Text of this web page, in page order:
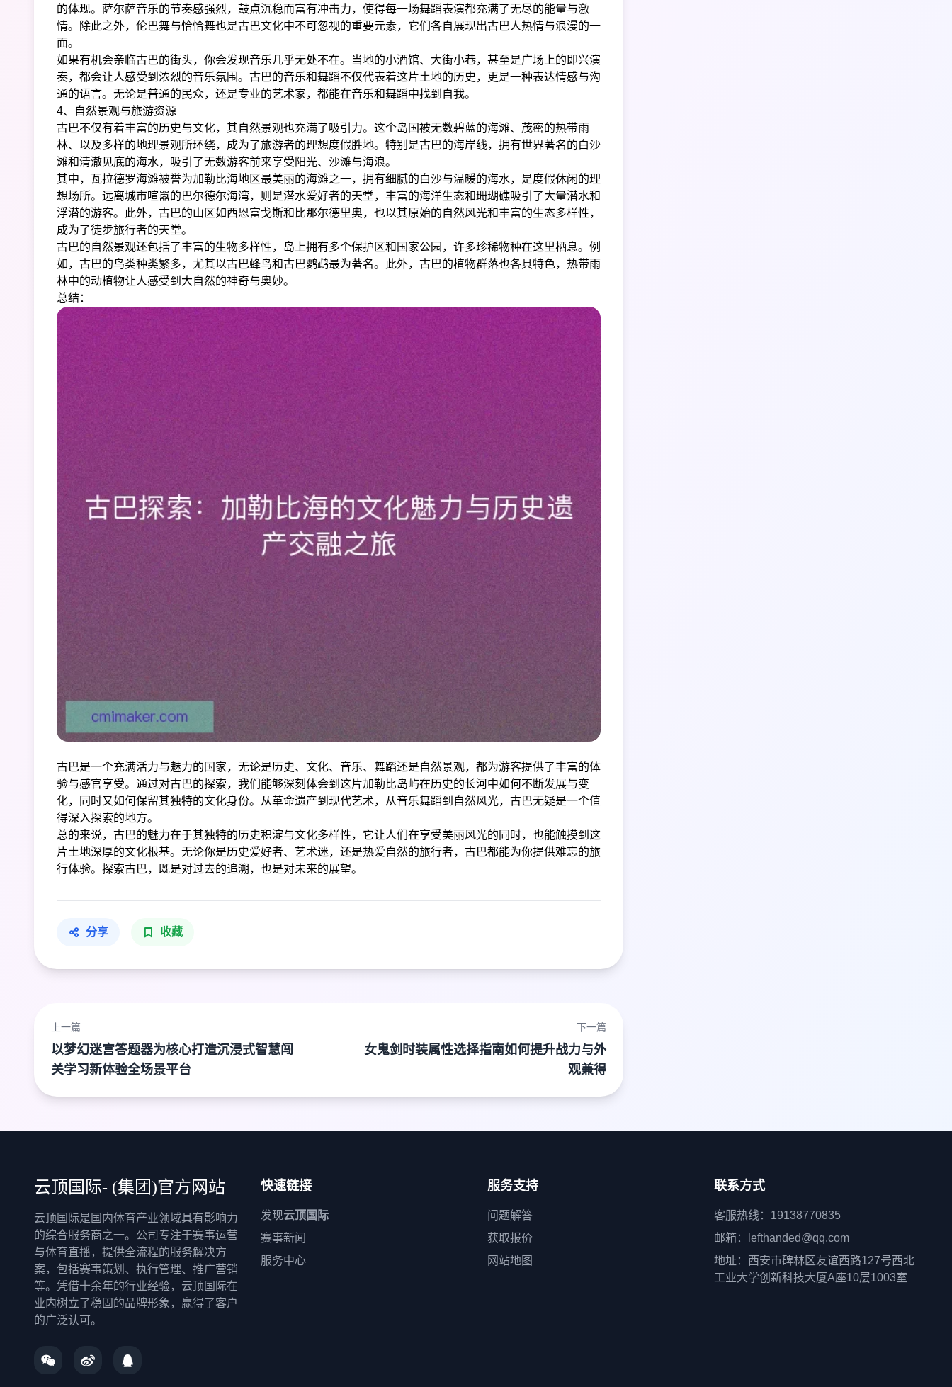
的体现。萨尔萨音乐的节奏感强烈，鼓点沉稳而富有冲击力，使得每一场舞蹈表演都充满了无尽的能量与激
情。除此之外，伦巴舞与恰恰舞也是古巴文化中不可忽视的重要元素，它们各自展现出古巴人热情与浪漫的一
面。
如果有机会亲临古巴的街头，你会发现音乐几乎无处不在。当地的小酒馆、大街小巷，甚至是广场上的即兴演
奏，都会让人感受到浓烈的音乐氛围。古巴的音乐和舞蹈不仅代表着这片土地的历史，更是一种表达情感与沟
通的语言。无论是普通的民众，还是专业的艺术家，都能在音乐和舞蹈中找到自我。
4、自然景观与旅游资源
古巴不仅有着丰富的历史与文化，其自然景观也充满了吸引力。这个岛国被无数碧蓝的海滩、茂密的热带雨
林、以及多样的地理景观所环绕，成为了旅游者的理想度假胜地。特别是古巴的海岸线，拥有世界著名的白沙
滩和清澈见底的海水，吸引了无数游客前来享受阳光、沙滩与海浪。
其中，瓦拉德罗海滩被誉为加勒比海地区最美丽的海滩之一，拥有细腻的白沙与温暖的海水，是度假休闲的理
想场所。远离城市喧嚣的巴尔德尔海湾，则是潜水爱好者的天堂，丰富的海洋生态和珊瑚礁吸引了大量潜水和
浮潜的游客。此外，古巴的山区如西恩富戈斯和比那尔德里奥，也以其原始的自然风光和丰富的生态多样性，
成为了徒步旅行者的天堂。
古巴的自然景观还包括了丰富的生物多样性，岛上拥有多个保护区和国家公园，许多珍稀物种在这里栖息。例
如，古巴的鸟类种类繁多，尤其以古巴蜂鸟和古巴鹦鹉最为著名。此外，古巴的植物群落也各具特色，热带雨
林中的动植物让人感受到大自然的神奇与奥妙。
总结：
古巴是一个充满活力与魅力的国家，无论是历史、文化、音乐、舞蹈还是自然景观，都为游客提供了丰富的体
验与感官享受。通过对古巴的探索，我们能够深刻体会到这片加勒比岛屿在历史的长河中如何不断发展与变
化，同时又如何保留其独特的文化身份。从革命遗产到现代艺术，从音乐舞蹈到自然风光，古巴无疑是一个值
得深入探索的地方。
总的来说，古巴的魅力在于其独特的历史积淀与文化多样性，它让人们在享受美丽风光的同时，也能触摸到这
片土地深厚的文化根基。无论你是历史爱好者、艺术迷，还是热爱自然的旅行者，古巴都能为你提供难忘的旅
行体验。探索古巴，既是对过去的追溯，也是对未来的展望。
分享 收藏
上一篇
以梦幻迷宫答题器为核心打造沉浸式智慧闯
关学习新体验全场景平台
下一篇
女鬼剑时装属性选择指南如何提升战力与外
观兼得
云顶国际- (集团)官方网站
云顶国际是国内体育产业领域具有影响力
的综合服务商之一。公司专注于赛事运营
与体育直播，提供全流程的服务解决方
案，包括赛事策划、执行管理、推广营销
等。凭借十余年的行业经验，云顶国际在
业内树立了稳固的品牌形象，赢得了客户
的广泛认可。
快速链接
发现云顶国际
赛事新闻
服务中心
服务支持
问题解答
获取报价
网站地图
联系方式
客服热线：19138770835
邮箱：lefthanded@qq.com
地址：西安市碑林区友谊西路127号西北
工业大学创新科技大厦A座10层1003室